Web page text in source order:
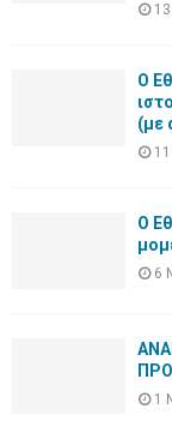
Ο
(με
Ο
6
1